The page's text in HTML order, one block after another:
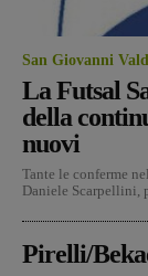
San Giovanni
La Futsal
della
nuovi
Tante le conferme
Daniele Scarpellini,
Pirelli/